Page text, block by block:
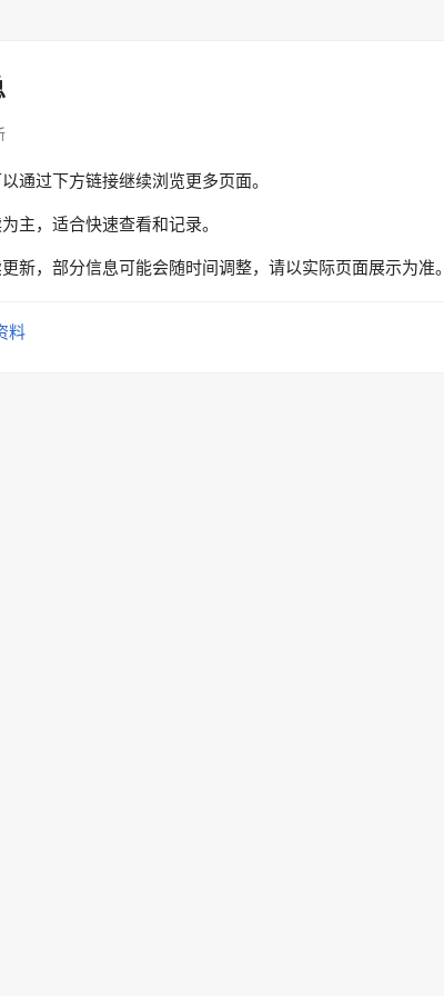
通过下方链接继续浏览更多页面。
主，适合快速查看和记录。
新，部分信息可能会随时间调整，请以实际页面展示为准。
料